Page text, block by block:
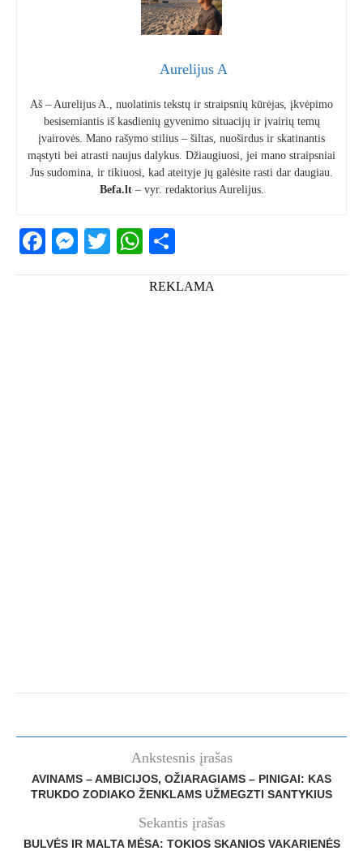
Aurelijus A
Aš – Aurelijus A., nuolatinis tekstų ir straipsnių kūrėjas, įkvėpimo
besisemiantis iš kasdienių gyvenimo situacijų ir įvairių temų
įvairovės. Mano rašymo stilius – šiltas, nuoširdus ir skatinantis
mąstyti bei atrasti naujus dalykus. Džiaugiuosi, jei mano straipsniai
Jus sudomina, ir tikiuosi, kad ateityje jų galėsite rasti dar daugiau.
Befa.lt– vyr. redaktorius Aurelijus.
Facebook
Messenger
TwitterWhatsApp
REKLAMA
Ankstesnis įrašas
AVINAMS – AMBICIJOS, OŽIARAGIAMS – PINIGAI: KAS
TRUKDO ZODIAKO ŽENKLAMS UŽMEGZTI SANTYKIUS
Sekantis įrašas
BULVĖS IR MALTA MĖSA: TOKIOS SKANIOS VAKARIENĖS